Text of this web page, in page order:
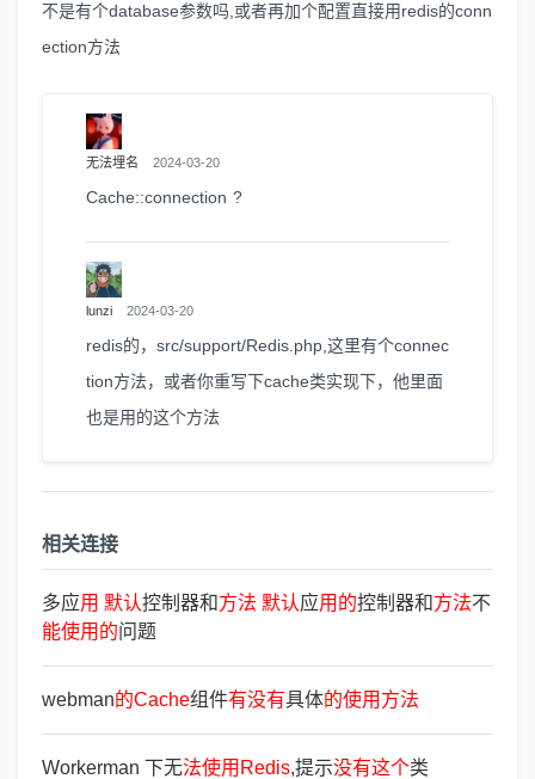
不是有个database参数吗,或者再加个配置直接用redis的conn
ection方法
无法埋名 2024-03-20
Cache::connection ?
lunzi 2024-03-20
redis的，src/support/Redis.php,这里有个connec
tion方法，或者你重写下cache类实现下，他里面
也是用的这个方法
相关连接
多应用 默认控制器和方法 默认应用 的控制器和方法不
能使用 的问题
webman的Cache组件有没有具体的使用 方法
Workerman 下无法使用 Redis,提示没有这个类